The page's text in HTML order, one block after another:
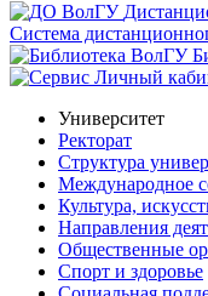
Система
Университет
Ректорат
Структура
Международное
Культура,
Направления
Общественные
Спорт и здоровье